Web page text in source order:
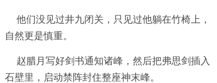
他们没见过井九闭关，只见过他躺在竹椅上，
自然更是慎重。
赵腊月写好剑书通知诸峰，然后把弗思剑插入
石壁里，启动禁阵封住整座神末峰。